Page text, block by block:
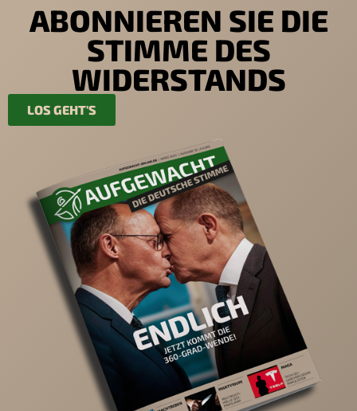
ABONNIEREN SIE DIE
STIMME DES
WIDERSTANDS
LOS GEHT'S